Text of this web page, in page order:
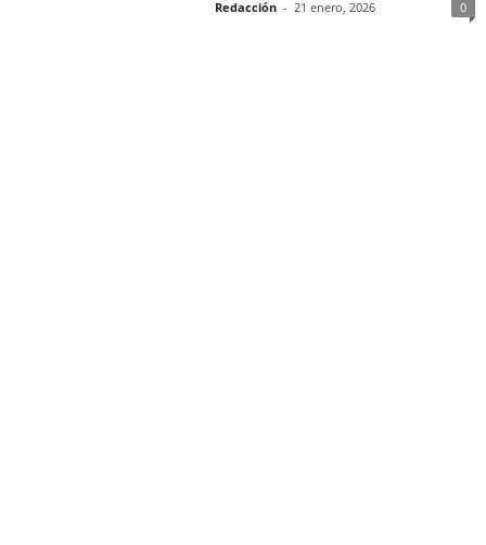
Redacción - 21 enero, 2026 0